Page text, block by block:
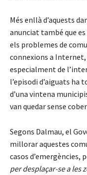
Més enllà d’aquests
anunciat també que
els problemes de
connexions a
especialment de
l’episodi d’aiguats ha
d’una vintena
van quedar sense
Segons Dalmau, el
millorar aquestes
casos d’emergències,
per desplaçar-se a les